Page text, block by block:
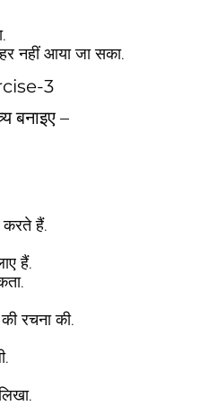
नहीं आया जा सका.
3
बनाइए –
करते हैं.
हैं.
रचना की.